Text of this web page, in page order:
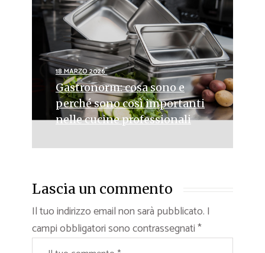
18 MARZO 2026
Gastronorm: cosa sono e
perché sono così importanti
nelle cucine professionali
Lascia un commento
Il tuo indirizzo email non sarà pubblicato. I
campi obbligatori sono contrassegnati*